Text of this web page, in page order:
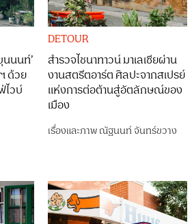
นนนท์’
ด้วย
ไวบ์
DETOUR
สำรวจไชนาทาวน์ มาเลเซียผ่าน
งานสตรีตอาร์ต ศิลปะจากสเปรย์
แห่งการต่อต้านสู่อัตลักษณ์ของ
เมือง
เรื่องและภาพณัฐนนท์ จันทร์ขวาง